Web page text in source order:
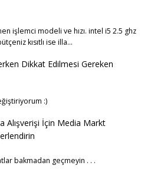
işlemci modeli ve hızı. intel i5 2.5 ghz
kısıtlı ise illa…
Dikkat Edilmesi Gereken
:)
Alışverişi İçin Media Markt
bakmadan geçmeyin . . .